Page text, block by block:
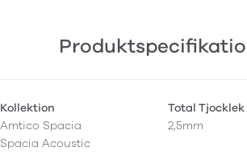
Kollektion
Amtico Spacia
Spacia Acoustic
Total Tjocklek
2,5mm